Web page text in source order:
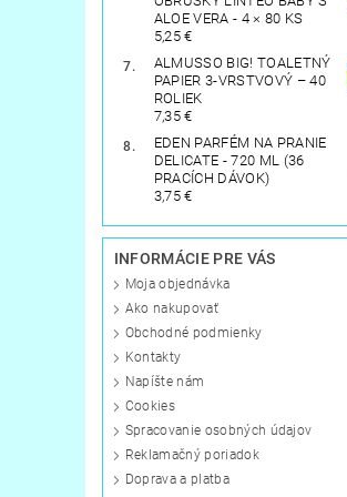
ALOE VERA - 4 × 80 KS
5,25 €
ALMUSSO BIG! TOALETNÝ
PAPIER 3-VRSTVOVÝ – 40
ROLIEK
7,35 €
EDEN PARFÉM NA PRANIE
DELICATE - 720 ML (36
PRACÍCH DÁVOK)
3,75 €
INFORMÁCIE PRE VÁS
Moja objednávka
Ako nakupovať
Obchodné podmienky
Kontakty
Napíšte nám
Cookies
Spracovanie osobných údajov
Reklamačný poriadok
Doprava a platba